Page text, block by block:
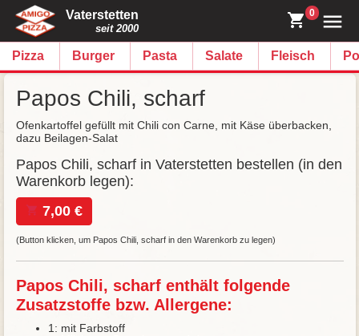
Vaterstetten
seit 2000
0
Pizza Burger Pasta Salate Fleisch
Papos Chili, scharf
Ofenkartoffel gefüllt mit Chili con Carne, mit Käse überbacken,
dazu Beilagen-Salat
Papos Chili, scharf in Vaterstetten bestellen (in den
Warenkorb legen):
7,00 €
(Button klicken, um Papos Chili, scharf in den Warenkorb zu legen)
Papos Chili, scharf enthält folgende
Zusatzstoffe bzw. Allergene:
1: mit Farbstoff